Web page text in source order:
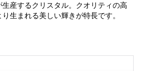
産するクリスタル。クオリティの高
生まれる美しい輝きが特長です。